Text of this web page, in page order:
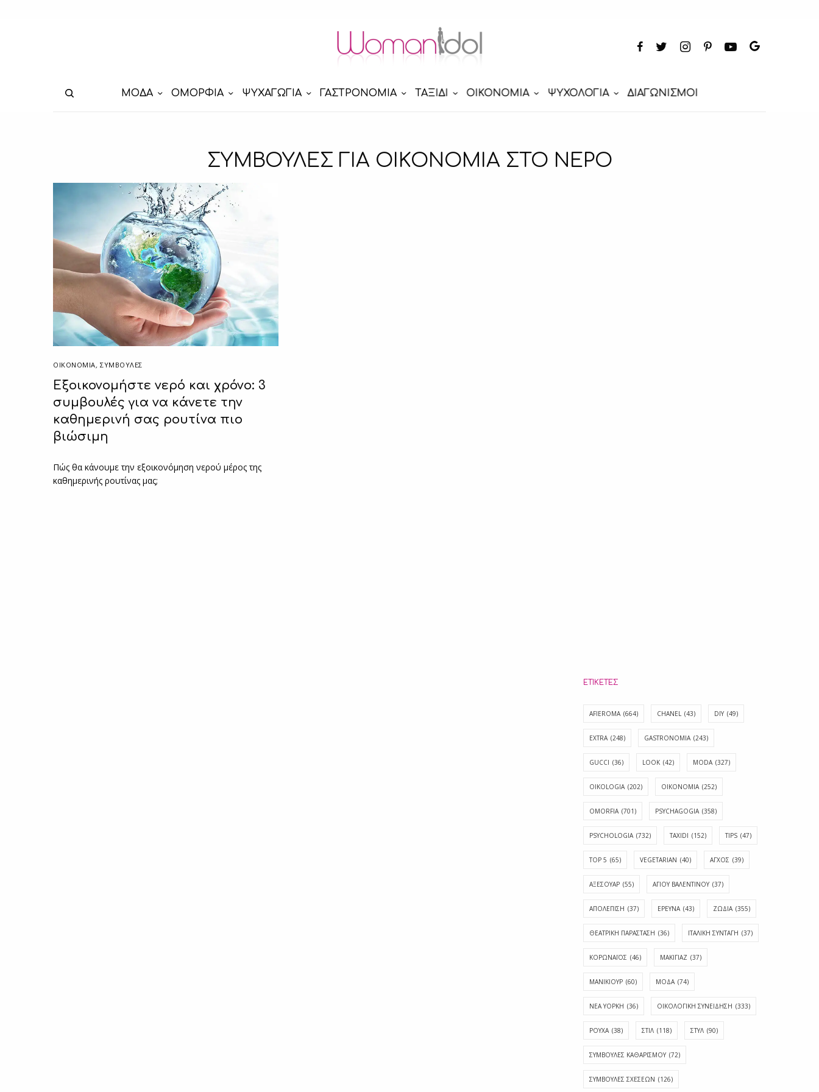
ΜΟΔΑ ΟΜΟΡΦΙΑ ΨΥΧΑΓΩΓΙΑ ΓΑΣΤΡΟΝΟΜΙΑ ΤΑΞΙΔΙ ΟΙΚΟΝΟΜΙΑ ΨΥΧΟΛΟΓΙΑ ΔΙΑΓΩΝΙΣΜΟΙ
ΣΥΜΒΟΥΛΕΣ ΓΙΑ ΟΙΚΟΝΟΜΙΑ ΣΤΟ ΝΕΡΟ
ΟΙΚΟΝΟΜΙΑ,ΣΥΜΒΟΥΛΈΣ
Εξοικονομήστε νερό και χρόνο: 3
συμβουλές για να κάνετε την
καθημερινή σας ρουτίνα πιο
βιώσιμη
Πώς θα κάνουμε την εξοικονόμηση νερού μέρος της
καθημερινής ρουτίνας μας;
ΕΤΙΚΈΤΕΣ
AFIEROMA (664) CHANEL (43) DIY (49)
EXTRA (248) GASTRONOMIA (243)
GUCCI (36) LOOK (42) MODA (327)
OIKOLOGIA (202) OIKONOMIA (252)
OMORFIA (701) PSYCHAGOGIA (358)
PSYCHOLOGIA (732) TAXIDI (152) TIPS (47)
TOP 5 (65) VEGETARIAN (40) ΑΓΧΟΣ (39)
ΑΞΕΣΟΥΑΡ (55) ΑΓΊΟΥ ΒΑΛΕΝΤΊΝΟΥ (37)
ΑΠΟΛΈΠΙΣΗ (37) ΕΡΕΥΝΑ (43) ΖΩΔΙΑ (355)
ΘΕΑΤΡΙΚΗ ΠΑΡΑΣΤΑΣΗ (36) ΙΤΑΛΙΚΗ ΣΥΝΤΑΓΗ (37)
ΚΟΡΩΝΑΪΟΣ (46) ΜΑΚΙΓΙΑΖ (37)
ΜΑΝΙΚΙΟΥΡ (60) ΜΟΔΑ (74)
ΝΕΑ ΥΟΡΚΗ (36) ΟΙΚΟΛΟΓΙΚΗ ΣΥΝΕΙΔΗΣΗ (333)
ΡΟΥΧΑ (38) ΣΤΙΛ (118) ΣΤΥΛ (90)
ΣΥΜΒΟΥΛΕΣ ΚΑΘΑΡΙΣΜΟΥ (72)
ΣΥΜΒΟΥΛΕΣ ΣΧΕΣΕΩΝ (126)